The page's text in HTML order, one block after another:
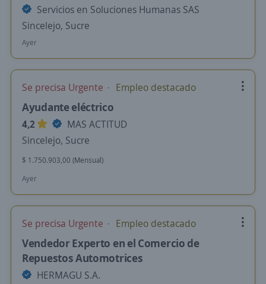
Servicios en Soluciones Humanas SAS
Sincelejo, Sucre
Ayer
Se precisa Urgente Empleo destacado
Ayudante eléctrico
4,2
MAS ACTITUD
Sincelejo, Sucre
$ 1.750.903,00 (Mensual)
Ayer
Se precisa Urgente Empleo destacado
Vendedor Experto en el Comercio de
Repuestos Automotrices
HERMAGU S.A.